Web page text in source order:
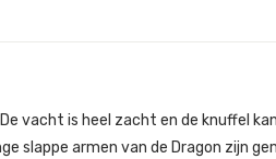
vacht is heel zacht en de knuffel
slappe armen van de Dragon zijn